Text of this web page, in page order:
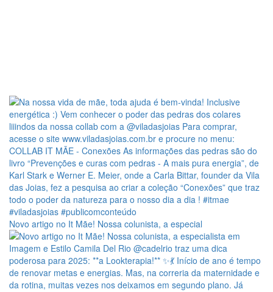
Novo artigo no It Mãe! Nossa colunista, a especial